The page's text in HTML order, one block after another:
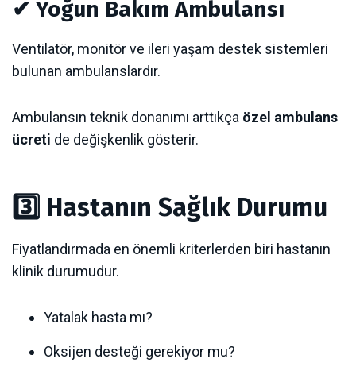
✔ Yoğun Bakım Ambulansı
Ventilatör, monitör ve ileri yaşam destek sistemleri
bulunan ambulanslardır.
Ambulansın teknik donanımı arttıkça özel ambulans
ücreti de değişkenlik gösterir.
3️⃣ Hastanın Sağlık Durumu
Fiyatlandırmada en önemli kriterlerden biri hastanın
klinik durumudur.
Yatalak hasta mı?
Oksijen desteği gerekiyor mu?